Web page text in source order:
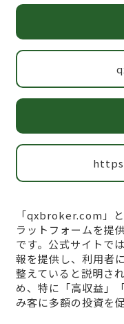
「qxbroker.com」
ラットフォームを提
です。公式サイトで
報を提供し、利用者
整えていると説明さ
め、特に「高収益」
み客に多額の投資を